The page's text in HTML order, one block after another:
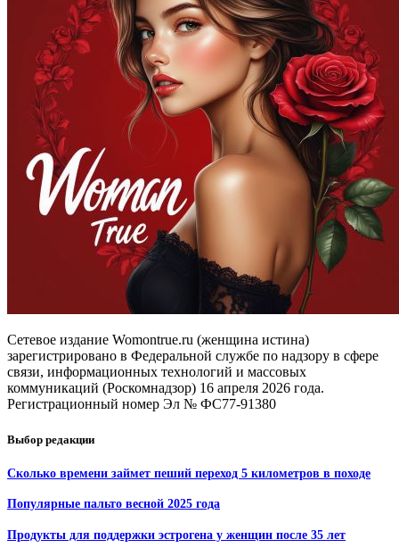
Сетевое издание Womontrue.ru (женщина истина)
зарегистрировано в Федеральной службе по надзору в сфере
связи, информационных технологий и массовых
коммуникаций (Роскомнадзор) 16 апреля 2026 года.
Регистрационный номер Эл № ФС77-91380
Выбор редакции
Сколько времени займет пеший переход 5 километров в походе
Популярные пальто весной 2025 года
Продукты для поддержки эстрогена у женщин после 35 лет